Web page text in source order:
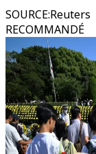
SOURCE:Reuters
RECOMMANDÉ